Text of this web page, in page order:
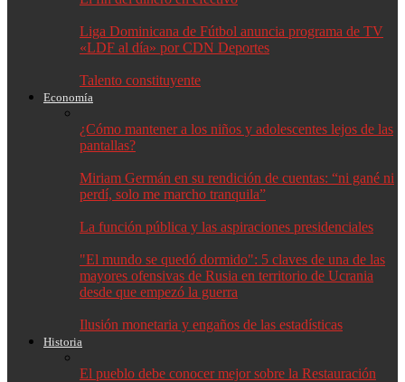
Liga Dominicana de Fútbol anuncia programa de TV
«LDF al día» por CDN Deportes
Talento constituyente
Economía
¿Cómo mantener a los niños y adolescentes lejos de las
pantallas?
Miriam Germán en su rendición de cuentas: “ni gané ni
perdí, solo me marcho tranquila”
La función pública y las aspiraciones presidenciales
"El mundo se quedó dormido": 5 claves de una de las
mayores ofensivas de Rusia en territorio de Ucrania
desde que empezó la guerra
Ilusión monetaria y engaños de las estadísticas
Historia
El pueblo debe conocer mejor sobre la Restauración